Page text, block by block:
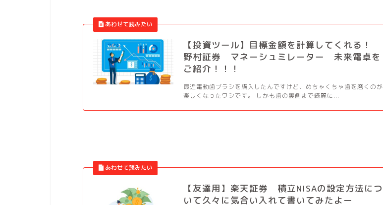
【投資ツール】目標金額を計算してくれる！
野村証券 マネーシュミレーター 未来電卓を
ご紹介！！！
最近電動歯ブラシを購入したんですけど、めちゃくちゃ歯を磨くのが
楽しくなったワシです。 しかも歯の裏側まで綺麗に...
【友達用】楽天証券 積立NISAの設定方法につ
いて久々に気合い入れて書いてみたよー